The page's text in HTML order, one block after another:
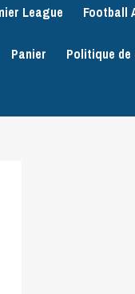
League Football
Panier Politique